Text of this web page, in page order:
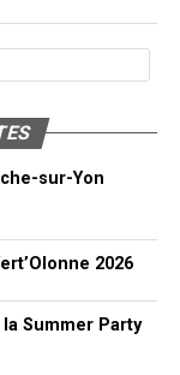
sur-Yon
2026
Summer Party